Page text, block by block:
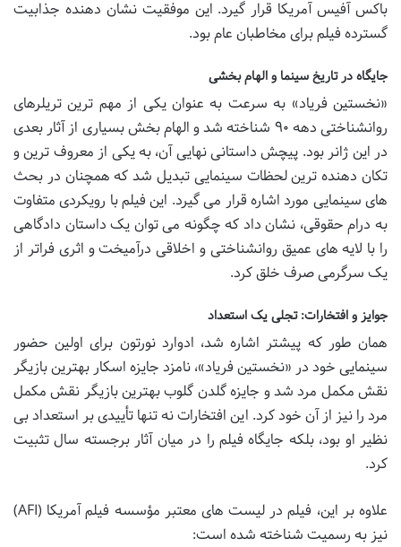
باکس آفیس آمریکا قرار گیرد. این موفقیت نشان دهنده جذابیت
گسترده فیلم برای مخاطبان عام بود.
جایگاه در تاریخ سینما و الهام بخشی
«نخستین فریاد» به سرعت به عنوان یکی از مهم ترین تریلرهای
روانشناختی دهه ۹۰ شناخته شد و الهام بخش بسیاری از آثار بعدی
در این ژانر بود. پیچش داستانی نهایی آن، به یکی از معروف ترین و
تکان دهنده ترین لحظات سینمایی تبدیل شد که همچنان در بحث
های سینمایی مورد اشاره قرار می گیرد. این فیلم با رویکردی متفاوت
به درام حقوقی، نشان داد که چگونه می توان یک داستان دادگاهی
را با لایه های عمیق روانشناختی و اخلاقی درآمیخت و اثری فراتر از
یک سرگرمی صرف خلق کرد.
جوایز و افتخارات: تجلی یک استعداد
همان طور که پیشتر اشاره شد، ادوارد نورتون برای اولین حضور
سینمایی خود در «نخستین فریاد»، نامزد جایزه اسکار بهترین بازیگر
نقش مکمل مرد شد و جایزه گلدن گلوب بهترین بازیگر نقش مکمل
مرد را نیز از آن خود کرد. این افتخارات نه تنها تأییدی بر استعداد بی
نظیر او بود، بلکه جایگاه فیلم را در میان آثار برجسته سال تثبیت
کرد.
علاوه بر این، فیلم در لیست های معتبر مؤسسه فیلم آمریکا (AFI)
نیز به رسمیت شناخته شده است: